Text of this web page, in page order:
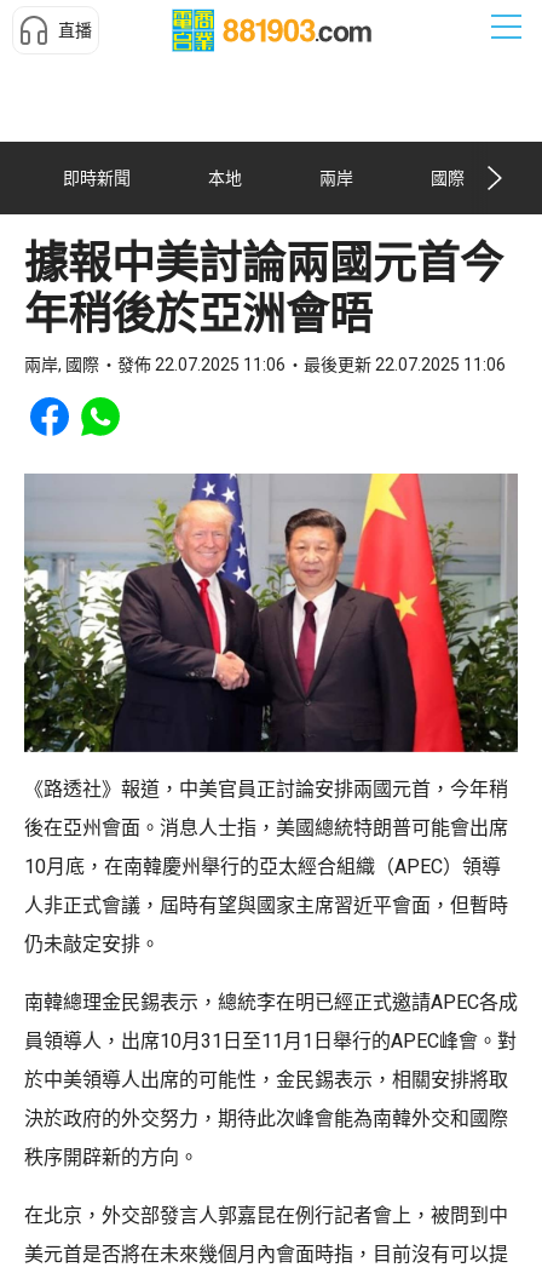
直播
即時新聞 本地 兩岸 國際
據報中美討論兩國元首今
年稍後於亞洲會晤
兩岸, 國際 發佈 22.07.2025 11:06 最後更新 22.07.2025 11:06
Share to Facebook
Share to WhatsApp
《路透社》報道，中美官員正討論安排兩國元首，今年稍
後在亞州會面。消息人士指，美國總統特朗普可能會出席
10月底，在南韓慶州舉行的亞太經合組織（APEC）領導
人非正式會議，屆時有望與國家主席習近平會面，但暫時
仍未敲定安排。
南韓總理金民錫表示，總統李在明已經正式邀請APEC各成
員領導人，出席10月31日至11月1日舉行的APEC峰會。對
於中美領導人出席的可能性，金民錫表示，相關安排將取
決於政府的外交努力，期待此次峰會能為南韓外交和國際
秩序開辟新的方向。
在北京，外交部發言人郭嘉昆在例行記者會上，被問到中
美元首是否將在未來幾個月內會面時指，目前沒有可以提